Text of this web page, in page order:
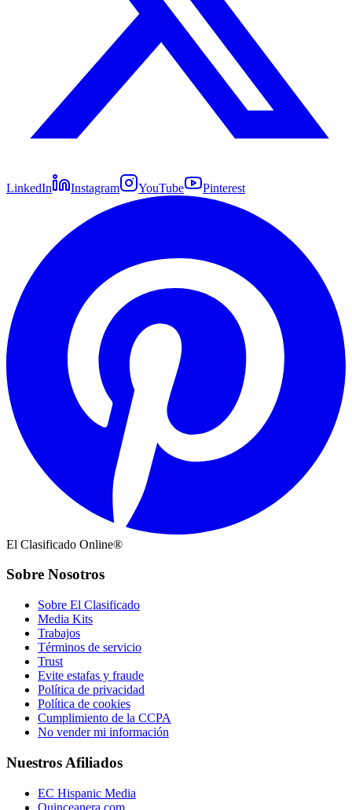
LinkedIn Instagram YouTube Pinterest
El Clasificado Online®
Sobre Nosotros
Sobre El Clasificado
Media Kits
Trabajos
Términos de servicio
Trust
Evite estafas y fraude
Política de privacidad
Política de cookies
Cumplimiento de la CCPA
No vender mi información
Nuestros Afiliados
EC Hispanic Media
Quinceanera.com